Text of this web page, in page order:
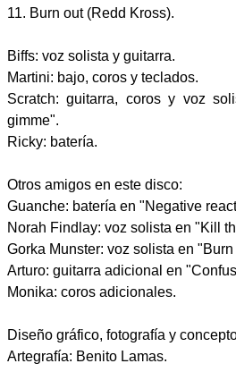
11. Burn out (Redd Kross).
Biffs: voz solista y guitarra.
Martini: bajo, coros y teclados.
Scratch: guitarra, coros y voz
gimme".
Ricky: batería.
Otros amigos en este disco:
Guanche: batería en "Negative
Norah Findlay: voz solista en "Kill
Gorka Munster: voz solista en "Burn
Arturo: guitarra adicional en
Monika: coros adicionales.
Diseño gráfico, fotografía y
Artegrafía: Benito Lamas.